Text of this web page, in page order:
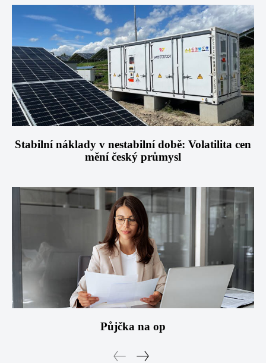
Stabilní náklady v nestabilní době: Volatilita cen
mění český průmysl
Půjčka na op